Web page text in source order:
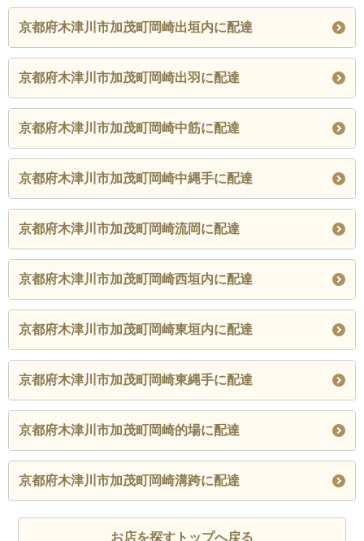
京都府木津川市加茂町岡崎出垣内に配達
京都府木津川市加茂町岡崎出羽に配達
京都府木津川市加茂町岡崎中筋に配達
京都府木津川市加茂町岡崎中縄手に配達
京都府木津川市加茂町岡崎流岡に配達
京都府木津川市加茂町岡崎西垣内に配達
京都府木津川市加茂町岡崎東垣内に配達
京都府木津川市加茂町岡崎東縄手に配達
京都府木津川市加茂町岡崎的場に配達
京都府木津川市加茂町岡崎溝跨に配達
お店を探すトップへ戻る